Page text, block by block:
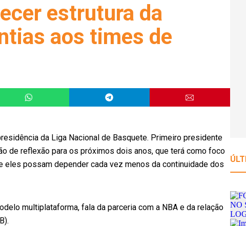
estrutura da
aos times de
da Liga Nacional de Basquete. Primeiro presidente
de reflexão para os próximos dois anos, que terá como foco
possam depender cada vez menos da continuidade dos
multiplataforma, fala da parceria com a NBA e da relação